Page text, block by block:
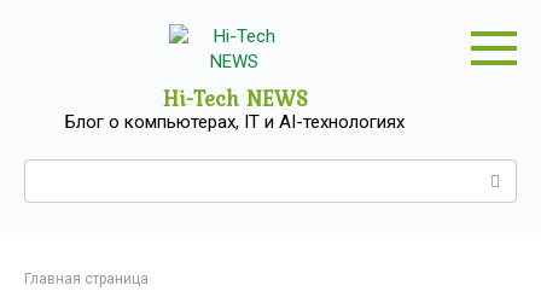
Hi-Tech NEWS
Блог о компьютерах, IT и AI-технологиях
Главная страница